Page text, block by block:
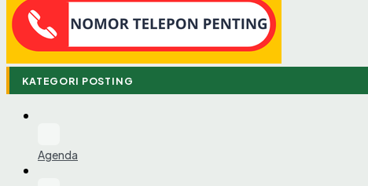
KATEGORI POSTING
Agenda